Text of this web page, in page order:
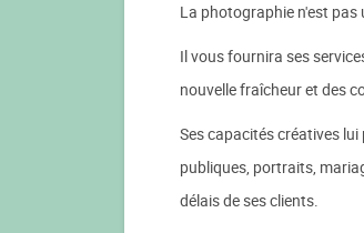
La photographie n'est pas
Il vous fournira ses
nouvelle fraîcheur et des
Ses capacités créatives
publiques, portraits,
délais de ses clients.